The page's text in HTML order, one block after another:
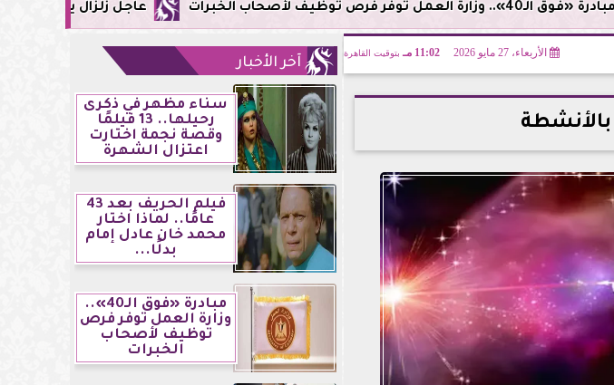
عاجل زلزال يشعر به سكان مصر فجر اليوم الإثنين 3 أغسطس 2026
الأربعاء، 27 مايو 2026 11:02 مـ بتوقيت القاهرة
آخر الأخبار
سناء مظهر في ذكرى
رحيلها.. 13 فيلمًا
وقصة نجمة اختارت
اعتزال الشهرة
فيلم الحريف بعد 43
عامًا.. لماذا اختار
محمد خان عادل إمام
بدلًا...
مبادرة «فوق الـ40»..
وزارة العمل توفر فرص
توظيف لأصحاب
الخبرات